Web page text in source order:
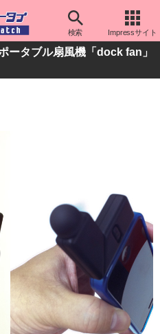
検索 Impressサイト
ータブル扇風機「dock fan」